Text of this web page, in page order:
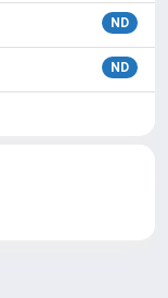
ND
ND